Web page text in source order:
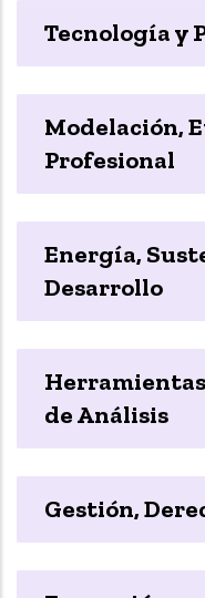
Tecnología y
Modelación,
Profesional
Energía,
Desarrollo
de Análisis
Gestión,